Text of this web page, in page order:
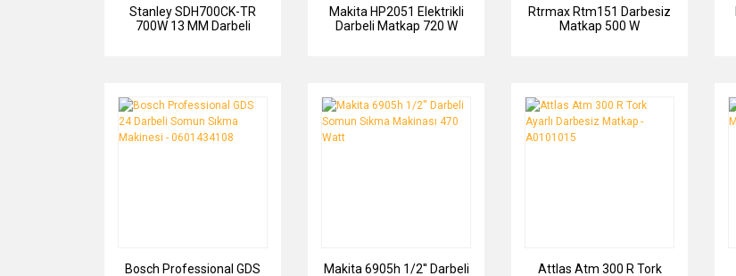
Stanley SDH700CK-TR
700W 13 MM Darbeli
Makita HP2051 Elektrikli
Darbeli Matkap 720 W
Rtrmax Rtm151 Darbesiz
Matkap 500 W
Bosch Professional GDS Makita 6905h 1/2'' Darbeli Attlas Atm 300 R Tork